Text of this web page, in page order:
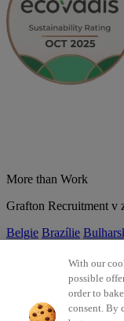
More than Work
Grafton Recruitment v
Belgie Brazílie
Německo
Slovensko
©2026 Všechna práva
With our
possible
order to
consent. By